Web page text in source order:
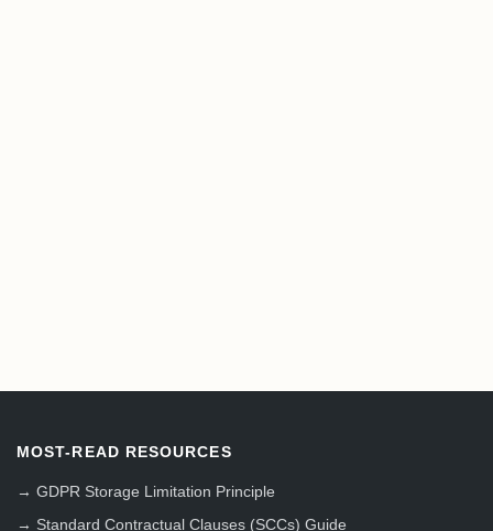
MOST-READ RESOURCES
→ GDPR Storage Limitation Principle
→ Standard Contractual Clauses (SCCs) Guide